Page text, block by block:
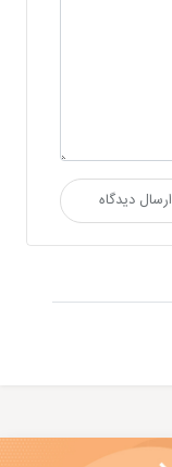
ارسال دیدگاه